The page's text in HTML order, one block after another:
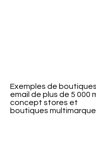
Exemples de
email de plus de 5 000
concept stores et
boutiques